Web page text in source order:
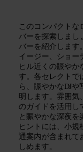
このコンパクト
バーを探索しまし
バーを紹介します
イージー、ショー
ヒル近くの賑やか
す。各セレクトで
ら、賑やかなDJ
明します。雰囲気
のガイドを活用し
と賑やかな深夜
ヒントには、小
通案内が含まれて
しめます。